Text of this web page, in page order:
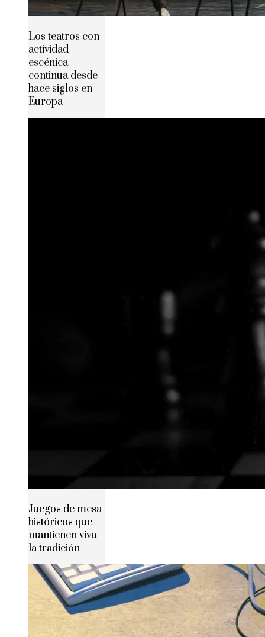
Los teatros con
actividad
escénica
continua desde
hace siglos en
Europa
Juegos de mesa
históricos que
mantienen viva
la tradición